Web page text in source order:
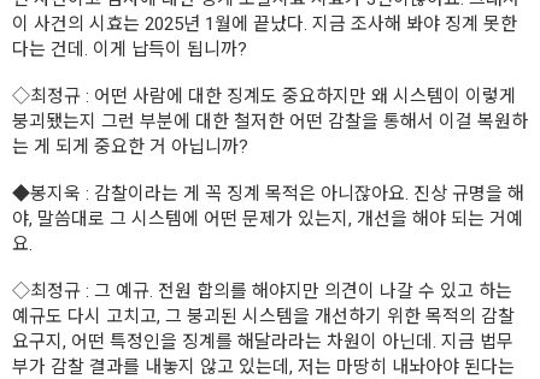
이 사건의 시효는 2025년 1월에 끝났다. 지금 조사해 봐야 징계 못한
다는 건데. 이게 납득이 됩니까?
◇최정규 : 어떤 사람에 대한 징계도 중요하지만 왜 시스템이 이렇게
붕괴됐는지 그런 부분에 대한 철저한 어떤 감찰을 통해서 이걸 복원하
는 게 되게 중요한 거 아닙니까?
◆봉지욱 : 감찰이라는 게 꼭 징계 목적은 아니잖아요. 진상 규명을 해
야, 말씀대로 그 시스템에 어떤 문제가 있는지, 개선을 해야 되는 거예
요.
◇최정규 : 그 예규. 전원 합의를 해야지만 의견이 나갈 수 있고 하는
예규도 다시 고치고, 그 붕괴된 시스템을 개선하기 위한 목적의 감찰
요구지, 어떤 특정인을 징계를 해달라라는 차원이 아닌데. 지금 법무
부가 감찰 결과를 내놓지 않고 있는데, 저는 마땅히 내놔아야 된다는